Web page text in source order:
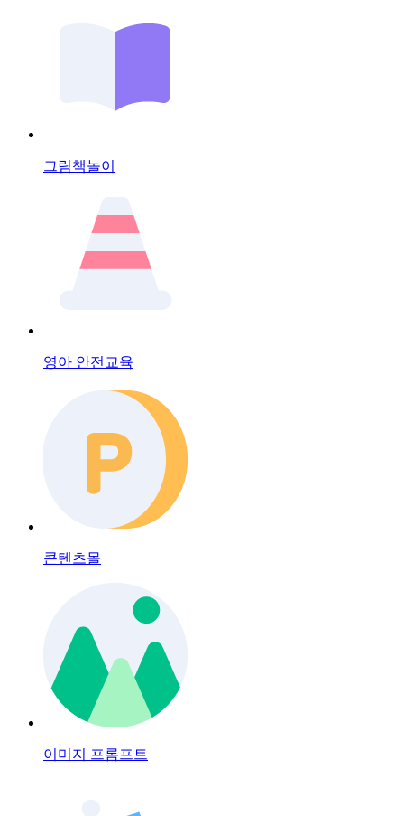
그림책놀이
영아 안전교육
콘텐츠몰
이미지 프롬프트